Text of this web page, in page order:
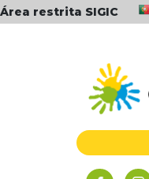
Área restrita SIGIC